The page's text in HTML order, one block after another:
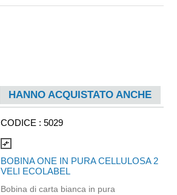
HANNO ACQUISTATO ANCHE
CODICE : 5029
compare_arrows
BOBINA ONE IN PURA CELLULOSA 2
VELI ECOLABEL
Bobina di carta bianca in pura